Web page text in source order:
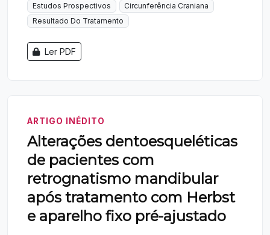
Estudos Prospectivos
Circunferência Craniana
Resultado Do Tratamento
Ler PDF
ARTIGO INÉDITO
Alterações dentoesqueléticas
de pacientes com
retrognatismo mandibular
após tratamento com Herbst
e aparelho fixo pré-ajustado